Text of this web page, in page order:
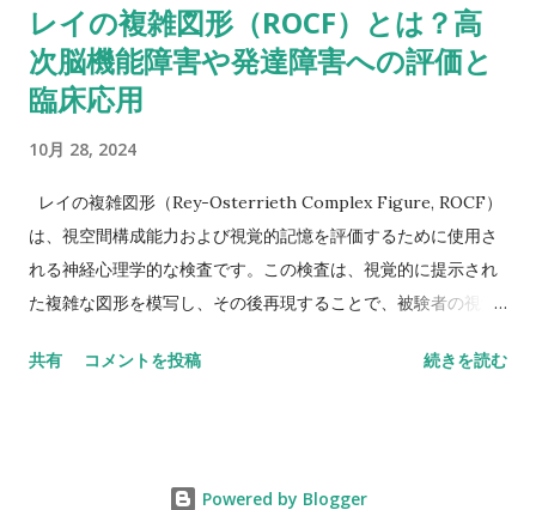
しなきゃいけないから。被験者が教示を理解して、すべてをす
っかり頭に入れることができたという手応えはありました
か？ これ（語音整列）を実行するにはいくつかの操作が必要
特に障壁となるかもしれません。他の下位検査にもこの仮説が
は、並べ替えなどの操作が入ると難しいのかなと推測できるけ
の保存／再生の能力だけでなくて...
レイの複雑図形（ROCF）とは？高
次脳機能障害や発達障害への評価と
臨床応用
10月 28, 2024
レイの複雑図形（Rey-Osterrieth Complex Figure, ROCF）
は、視空間構成能力および視覚的記憶を評価するために使用さ
れる神経心理学的な検査です。この検査は、視覚的に提示され
た複雑な図形を模写し、その後再現することで、被験者の視覚
ROCFの概要、高次脳機能障害および発達障害への評価と臨床
れました。検査は以下の手順で行われます。 模写フェーズ : 図
共有 コメントを投稿 続きを読む
Powered by Blogger